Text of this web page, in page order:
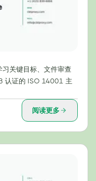
关键目标、文件审查
认证的 ISO 14001 主
阅读更多